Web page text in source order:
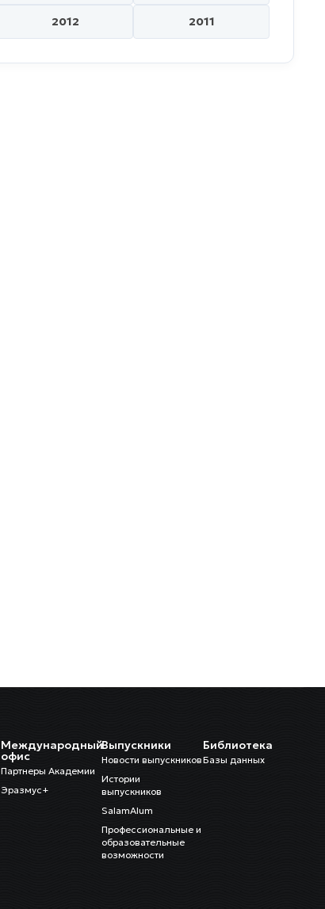
2012 2011
Международный
офис
Партнеры Академии
Эразмус+
Выпускники
Новости выпускников
Истории
выпускников
SalamAlum
Профессиональные и
образовательные
возможности
Библиотека
Базы данных